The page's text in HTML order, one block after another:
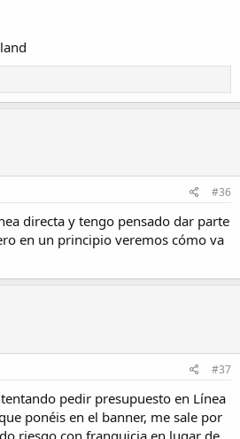
#36
directa y tengo pensado dar parte
en un principio veremos cómo va
#37
pedir presupuesto en Línea
ponéis en el banner, me sale por
riesgo con franquicia en lugar de